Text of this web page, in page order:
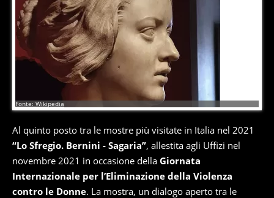
Fonte: Wikipedia
Al quinto posto tra le mostre più visitate in Italia nel 2021
“Lo Sfregio. Bernini - Sagaria”, allestita agli Uffizi nel
novembre 2021 in occasione della Giornata
Internazionale per l’Eliminazione della Violenza
contro le Donne. La mostra, un dialogo aperto tra le